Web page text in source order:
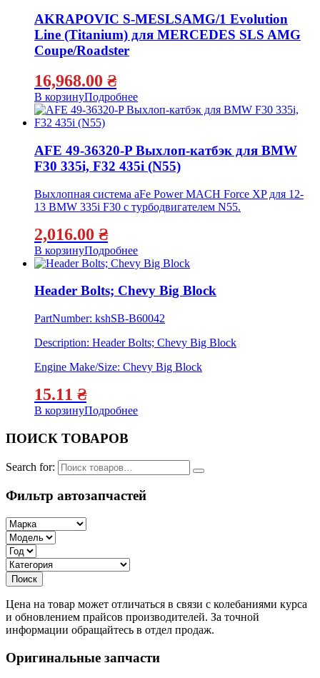
AKRAPOVIC S-MESLSAMG/1 Evolution
Line (Titanium) для MERCEDES SLS AMG
Coupe/Roadster
16,968.00 ₴
В корзинуПодробнее
AFE 49-36320-P Выхлоп-катбэк для BMW
F30 335i, F32 435i (N55)
Выхлопная система aFe Power MACH Force XP для 12-
13 BMW 335i F30 с турбодвигателем N55.
2,016.00 ₴
В корзинуПодробнее
Header Bolts; Chevy Big Block
PartNumber: kshSB-B60042
Description: Header Bolts; Chevy Big Block
Engine Make/Size: Chevy Big Block
15.11 ₴
В корзинуПодробнее
ПОИСК ТОВАРОВ
Search for:
Фильтр автозапчастей
Цена на товар может отличаться в связи с колебаниями курса
и обновлением прайсов производителей. За точной
информации обращайтесь в отдел продаж.
Оригинальные запчасти